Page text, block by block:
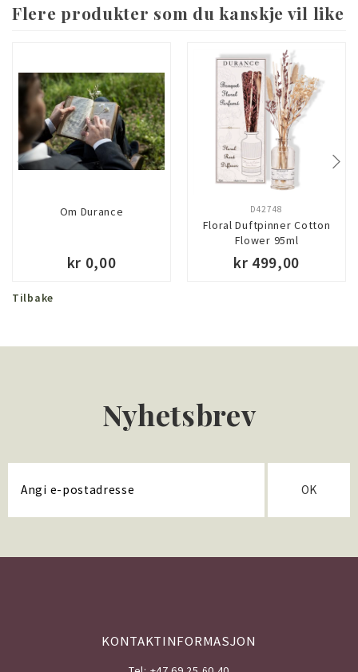
Flere produkter som du kanskje vil like
Om Durance
kr 0,00
Floral Duftpinner Cotton
Flower 95ml
D42748
kr 499,00
Tilbake
Nyhetsbrev
OK
KONTAKTINFORMASJON